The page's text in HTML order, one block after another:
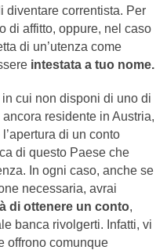
diventare correntista. Per
di affitto, oppure, nel caso
di un’utenza come
intestata a tuo nome.
in cui non disponi di uno di
residente in Austria,
di un conto
di questo Paese che
In ogni caso, anche se
necessaria, avrai
di ottenere un conto,
banca rivolgerti. Infatti, vi
offrono comunque